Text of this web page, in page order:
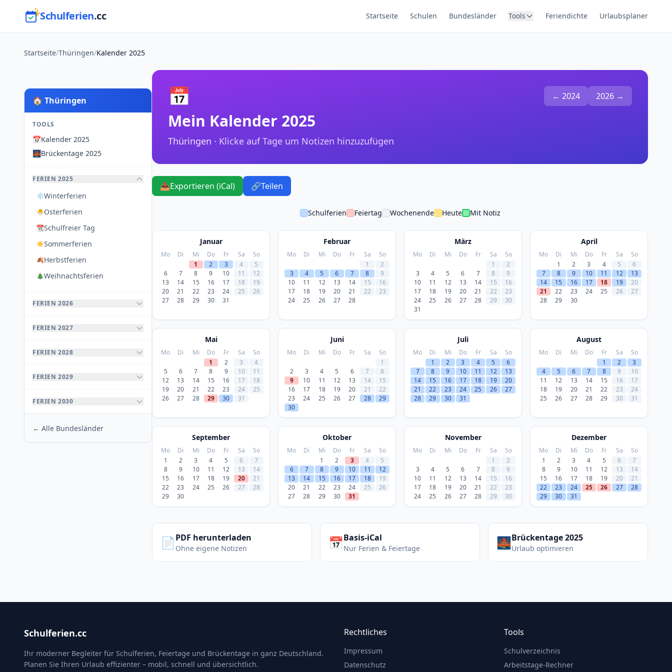
Schulferien.cc Startseite Schulen Bundesländer Tools Feriendichte Urlaubsplaner
Startseite/Thüringen/Kalender 2025
🏠 Thüringen
TOOLS
📅Kalender 2025
🌉Brückentage 2025
FERIEN 2025
❄️Winterferien
🐣Osterferien
📆Schulfreier Tag
☀️Sommerferien
🍂Herbstferien
🎄Weihnachtsferien
FERIEN 2026
FERIEN 2027
FERIEN 2028
FERIEN 2029
FERIEN 2030
← Alle Bundesländer
📅
Mein Kalender 2025
Thüringen · Klicke auf Tage um Notizen hinzuzufügen
← 2024 2026 →
📤Exportieren (iCal) 🔗Teilen
Schulferien Feiertag Wochenende Heute Mit Notiz
Januar
Mo Di Mi Do Fr Sa
So
1
2 3 4
5
6
7 8 9 10 11
12
13
14 15 16 17 18
19
20
21 22 23 24 25
26
27
28 29 30 31
Februar
Mo Di Mi Do Fr Sa
So
1
2
3
4 5 6 7 8
9
10
11 12 13 14 15
16
17
18 19 20 21 22
23
24
25 26 27 28
März
Mo Di Mi Do Fr Sa
So
1
2
3
4 5 6 7 8
9
10
11 12 13 14 15
16
17
18 19 20 21 22
23
24
25 26 27 28 29
30
31
April
Mo Di Mi Do Fr Sa
So
1
2 3 4 5
6
7
8 9 10 11 12
13
14
15 16 17 18 19
20
21
22 23 24 25 26
27
28
29 30
Mai
Mo Di Mi Do Fr Sa
So
1
2 3
4
5
6 7 8 9 10
11
12
13 14 15 16 17
18
19
20 21 22 23 24
25
26
27 28 29 30 31
Juni
Mo Di Mi Do Fr Sa
So
1
2
3 4 5 6 7
8
9
10 11 12 13 14
15
16
17 18 19 20 21
22
23
24 25 26 27 28
29
30
Juli
Mo Di Mi Do Fr Sa
So
1
2 3 4 5
6
7
8 9 10 11 12
13
14
15 16 17 18 19
20
21
22 23 24 25 26
27
28
29 30 31
August
Mo Di Mi Do Fr Sa
So
1
2
3
4
5 6 7 8 9
10
11
12 13 14 15 16
17
18
19 20 21 22 23
24
25
26 27 28 29 30 31
September
Mo Di Mi Do Fr Sa
So
1
2 3 4 5 6
7
8
9 10 11 12 13
14
15
16 17 18 19 20
21
22
23 24 25 26 27
28
29
30
Oktober
Mo Di Mi Do Fr Sa
So
1
2 3 4
5
6
7 8 9 10 11
12
13
14 15 16 17 18
19
20
21 22 23 24 25
26
27
28 29 30 31
November
Mo Di Mi Do Fr Sa
So
1
2
3
4 5 6 7 8
9
10
11 12 13 14 15
16
17
18 19 20 21 22
23
24
25 26 27 28 29 30
Dezember
Mo Di Mi Do Fr Sa
So
1
2 3 4 5 6
7
8
9 10 11 12 13
14
15
16 17 18 19 20
21
22
23 24 25 26 27
28
29
30 31
📄PDF herunterladen
Ohne eigene Notizen 📅Basis-iCal
Nur Ferien & Feiertage 🌉Brückentage 2025
Urlaub optimieren
Schulferien.cc
Ihr moderner Begleiter für Schulferien, Feiertage und Brückentage in ganz Deutschland.
Planen Sie Ihren Urlaub effizienter – mobil, schnell und übersichtlich.
Rechtliches
Impressum
Datenschutz
Tools
Schulverzeichnis
Arbeitstage-Rechner